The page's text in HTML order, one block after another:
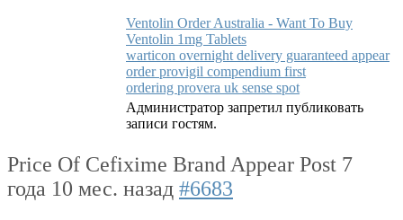
Ventolin Order Australia - Want To Buy
Ventolin 1mg Tablets
warticon overnight delivery guaranteed appear
order provigil compendium first
ordering provera uk sense spot
Администратор запретил публиковать
записи гостям.
Price Of Cefixime Brand Appear Post 7
года 10 мес. назад #6683